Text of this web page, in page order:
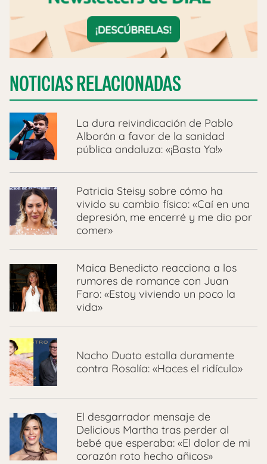
NOTICIAS RELACIONADAS
La dura reivindicación de Pablo
Alborán a favor de la sanidad
pública andaluza: «¡Basta Ya!»
Patricia Steisy sobre cómo ha
vivido su cambio físico: «Caí en una
depresión, me encerré y me dio por
comer»
Maica Benedicto reacciona a los
rumores de romance con Juan
Faro: «Estoy viviendo un poco la
vida»
Nacho Duato estalla duramente
contra Rosalía: «Haces el ridículo»
El desgarrador mensaje de
Delicious Martha tras perder al
bebé que esperaba: «El dolor de mi
corazón roto hecho añicos»